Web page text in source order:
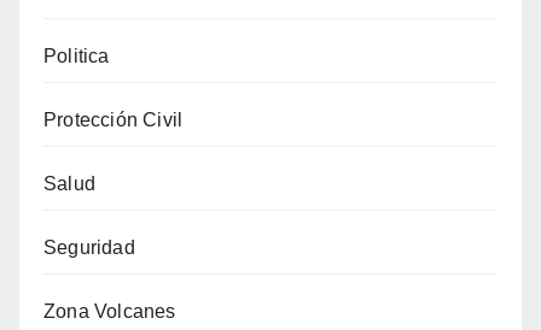
Politica
Protección Civil
Salud
Seguridad
Zona Volcanes